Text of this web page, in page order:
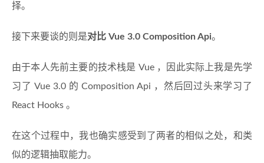
择。
接下来要谈的则是对比 Vue 3.0 Composition Api。
由于本人先前主要的技术栈是 Vue ，因此实际上我是先学
习了 Vue 3.0 的 Composition Api ，然后回过头来学习了
React Hooks 。
在这个过程中，我也确实感受到了两者的相似之处，和类
似的逻辑抽取能力。